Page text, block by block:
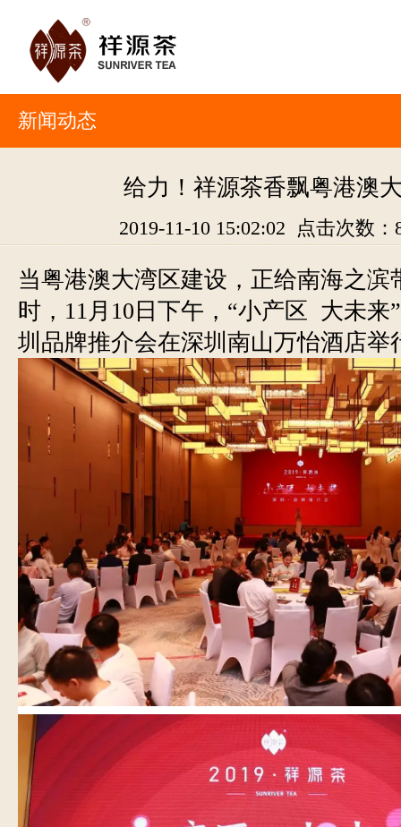
新闻动态
给力！祥源茶香飘粤港澳
2019-11-10 15:02:02 点击次数：
当粤港澳大湾区建设，正给南海之滨
时，11月10日下午，“小产区 大未来
圳品牌推介会在深圳南山万怡酒店举